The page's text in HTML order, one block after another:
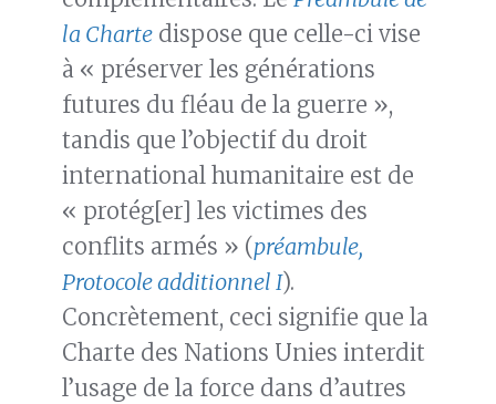
la Charte dispose que celle-ci vise
à « préserver les générations
futures du fléau de la guerre »,
tandis que l’objectif du droit
international humanitaire est de
« protég[er] les victimes des
conflits armés » (préambule,
Protocole additionnel I).
Concrètement, ceci signifie que la
Charte des Nations Unies interdit
l’usage de la force dans d’autres